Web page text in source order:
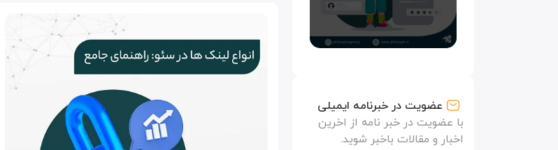
عضویت در خبرنامه ایمیلی
با عضویت در خبر نامه از اخرین
اخبار و مقالات باخبر شوید.